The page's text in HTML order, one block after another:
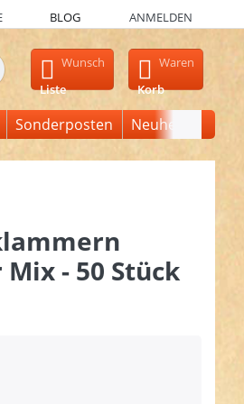
BLOG ANMELDEN
Ergebnisse. Drücken Sie die
Wunsch
Liste
Waren
Korb
Sonderposten Neuheiten
- 50 Stück